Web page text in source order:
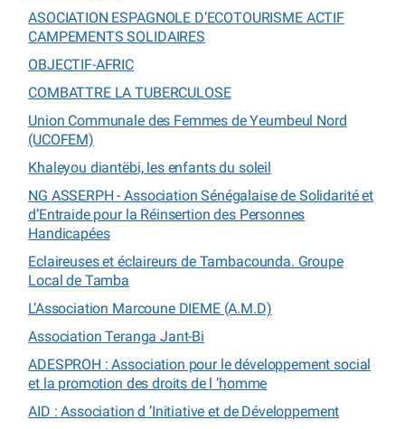
ASOCIATION ESPAGNOLE D’ECOTOURISME ACTIF
CAMPEMENTS SOLIDAIRES
OBJECTIF-AFRIC
COMBATTRE LA TUBERCULOSE
Union Communale des Femmes de Yeumbeul Nord
(UCOFEM)
Khaleyou diantëbi, les enfants du soleil
NG ASSERPH - Association Sénégalaise de Solidarité et
d’Entraide pour la Réinsertion des Personnes
Handicapées
Eclaireuses et éclaireurs de Tambacounda. Groupe
Local de Tamba
L’Association Marcoune DIEME (A.M.D)
Association Teranga Jant-Bi
ADESPROH : Association pour le développement social
et la promotion des droits de l ’homme
AID : Association d ’Initiative et de Développement